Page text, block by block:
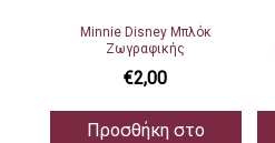
Minnie Disney Μπλόκ
Ζωγραφικής
€2,00
Προσθήκη στο